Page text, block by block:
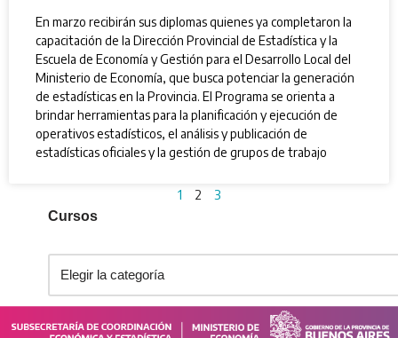
En marzo recibirán sus diplomas quienes ya completaron la
capacitación de la Dirección Provincial de Estadística y la
Escuela de Economía y Gestión para el Desarrollo Local del
Ministerio de Economía, que busca potenciar la generación
de estadísticas en la Provincia. El Programa se orienta a
brindar herramientas para la planificación y ejecución de
operativos estadísticos, el análisis y publicación de
estadísticas oficiales y la gestión de grupos de trabajo
1 2 3
Cursos